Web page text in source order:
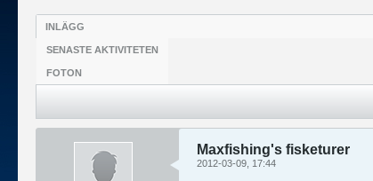
INLÄGG
SENASTE AKTIVITETEN
FOTON
Maxfishing's fisketurer
2012-03-09, 17:44